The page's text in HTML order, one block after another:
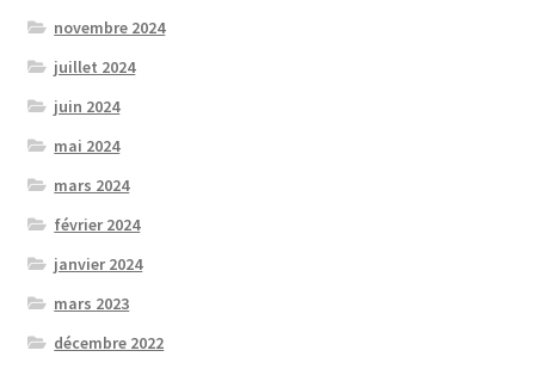
novembre 2024
juillet 2024
juin 2024
mai 2024
mars 2024
février 2024
janvier 2024
mars 2023
décembre 2022